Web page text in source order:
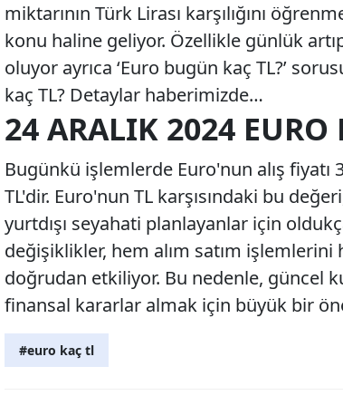
miktarının Türk Lirası karşılığını
konu haline geliyor. Özellikle günlük
oluyor ayrıca ‘Euro bugün kaç TL?’
kaç TL? Detaylar haberimizde…
24 ARALIK 2024 EURO
Bugünkü işlemlerde Euro'nun alış fiyatı
TL'dir. Euro'nun TL karşısındaki bu
yurtdışı seyahati planlayanlar için
değişiklikler, hem alım satım
doğrudan etkiliyor. Bu nedenle, güncel
finansal kararlar almak için büyük bir
#euro kaç tl